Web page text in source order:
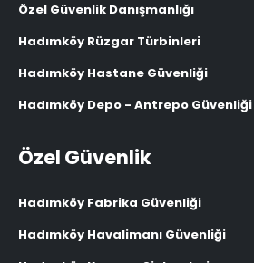
Özel Güvenlik Danışmanlığı
Hadımköy Rüzgar Türbinleri
Hadımköy Hastane Güvenliği
Hadımköy Depo - Antrepo Güvenliği
Özel Güvenlik
Hadımköy Fabrika Güvenliği
Hadımköy Havalimanı Güvenliği